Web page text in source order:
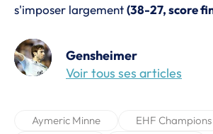
s'imposer largement(38-27, score
Gensheimer
Voir tous ses articles
Aymeric Minne
EHF